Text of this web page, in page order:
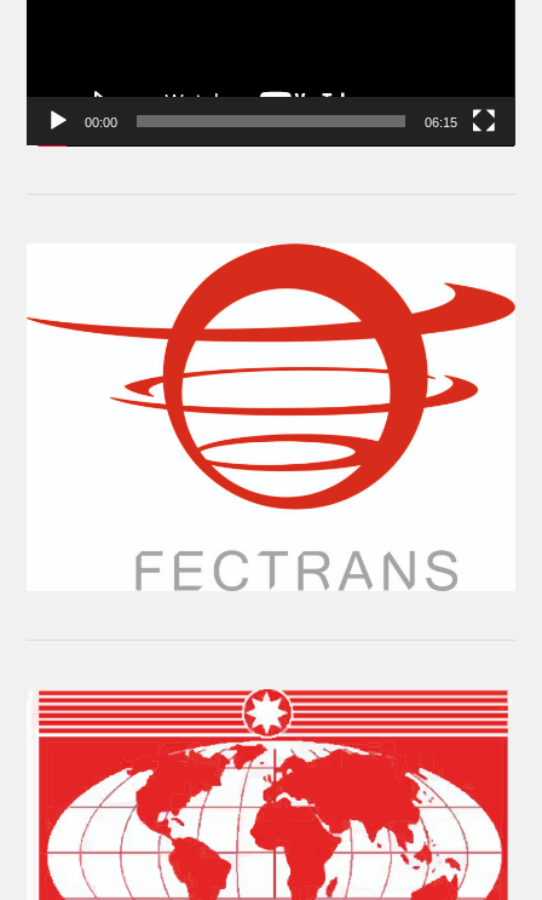
00:00 06:15